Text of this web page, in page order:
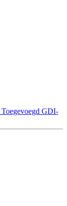
Toegevoegd GDI-